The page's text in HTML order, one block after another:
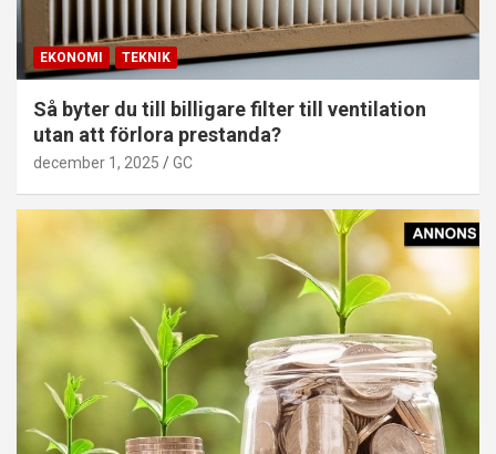
EKONOMI TEKNIK
Så byter du till billigare filter till ventilation
utan att förlora prestanda?
december 1, 2025 GC